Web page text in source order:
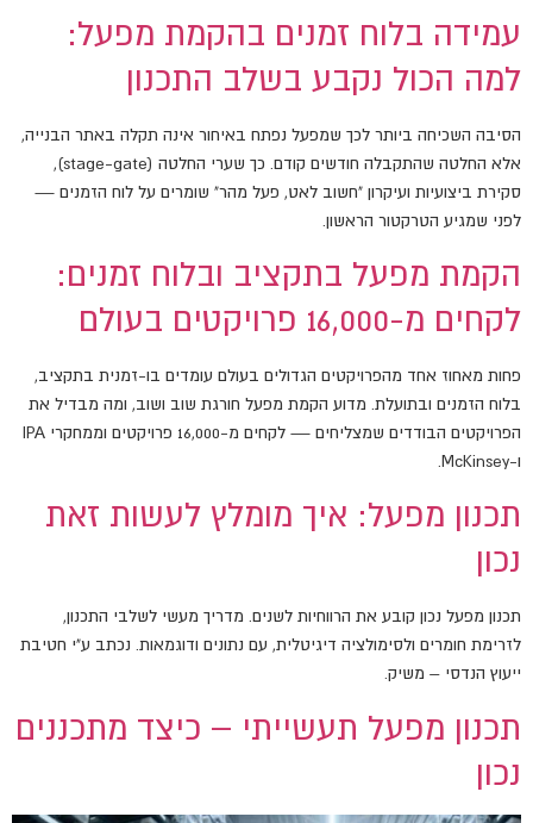
עמידה בלוח זמנים בהקמת מפעל:
למה הכול נקבע בשלב התכנון
הסיבה השכיחה ביותר לכך שמפעל נפתח באיחור אינה תקלה באתר הבנייה,
אלא החלטה שהתקבלה חודשים קודם. כך שערי החלטה (stage-gate),
סקירת ביצועיות ועיקרון "חשוב לאט, פעל מהר" שומרים על לוח הזמנים —
לפני שמגיע הטרקטור הראשון.
הקמת מפעל בתקציב ובלוח זמנים:
לקחים מ-16,000 פרויקטים בעולם
פחות מאחוז אחד מהפרויקטים הגדולים בעולם עומדים בו-זמנית בתקציב,
בלוח הזמנים ובתועלת. מדוע הקמת מפעל חורגת שוב ושוב, ומה מבדיל את
הפרויקטים הבודדים שמצליחים — לקחים מ-16,000 פרויקטים וממחקרי IPA
ו-McKinsey.
תכנון מפעל: איך מומלץ לעשות זאת
נכון
תכנון מפעל נכון קובע את הרווחיות לשנים. מדריך מעשי לשלבי התכנון,
לזרימת חומרים ולסימולציה דיגיטלית, עם נתונים ודוגמאות. נכתב ע"י חטיבת
ייעוץ הנדסי – משיק.
תכנון מפעל תעשייתי – כיצד מתכננים
נכון